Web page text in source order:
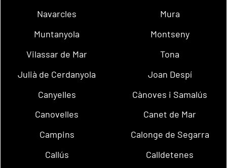
Navarcles
Mura
Muntanyola
Montseny
Vilassar de Mar
Tona
Julià de Cerdanyola
Joan Despí
Canyelles
Cànoves i Samalús
Canovelles
Canet de Mar
Campins
Calonge de Segarra
Callús
Calldetenes